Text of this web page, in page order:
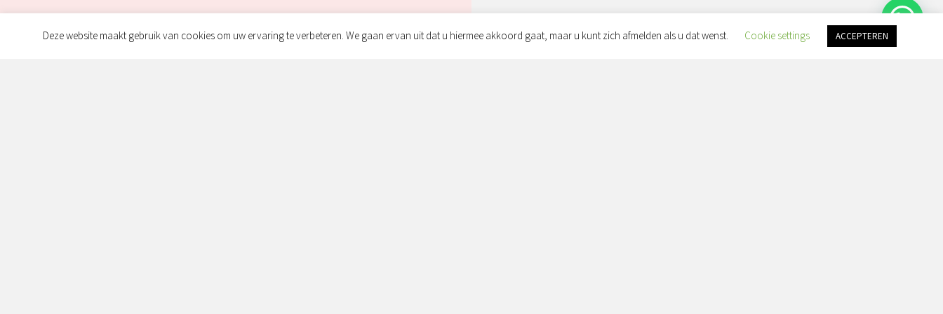
Deze website maakt gebruik van cookies om uw ervaring te verbeteren. We gaan ervan uit dat u hiermee akkoord gaat, maar u kunt zich afmelden als u dat wenst. Cookie settings ACCEPTEREN